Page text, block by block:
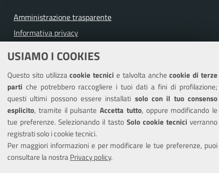
USIAMO I COOKIES
Questo sito utilizzacookie tecnicie talvolta anchecookie di terze
parti che potrebbero raccogliere i tuoi dati a fini di profilazione;
questi ultimi possono essere installati solo con il tuo consenso
esplicito, tramite il pulsante Accetta tutto, oppure modificando le
tue preferenze. Selezionando il tasto Solo cookie tecnici verranno
registrati solo i cookie tecnici.
Per maggiori informazioni e per modificare le tue preferenze, puoi
consultare la nostraPrivacy policy.
Amministrazione trasparente
Informativa privacy
Piano di miglioramento del sito
Dichiarazione di accessibilità
SEGUICI SU
FacebookYoutubeInstagram